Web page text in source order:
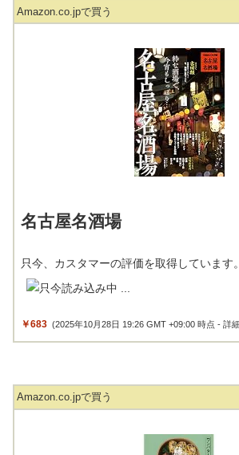
Amazon.co.jpで買う
名古屋名酒場
只今、カスタマーの評価を取得しています。